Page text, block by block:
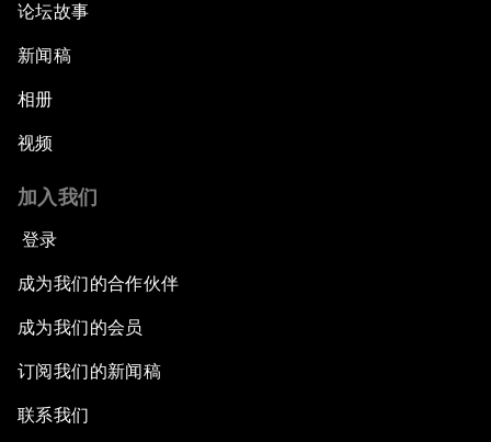
论坛故事
新闻稿
相册
视频
加入我们
登录
成为我们的合作伙伴
成为我们的会员
订阅我们的新闻稿
联系我们